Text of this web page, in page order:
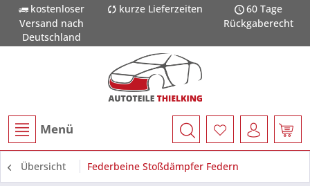
kostenloser
Versand nach
Deutschland
kurze Lieferzeiten
60 Tage
Rückgaberecht
Menü
Übersicht Federbeine Stoßdämpfer Federn